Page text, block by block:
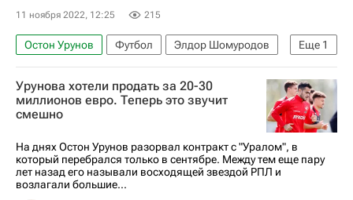
11 ноября 2022, 12:25 215
Еще 1
Остон Урунов Футбол
Элдор Шомуродов
Сборная России по футболу
Урунова хотели продать за 20-30
миллионов евро. Теперь это звучит
смешно
На днях Остон Урунов разорвал контракт с "Уралом", в
который перебрался только в сентябре. Между тем еще пару
лет назад его называли восходящей звездой РПЛ и
возлагали большие...